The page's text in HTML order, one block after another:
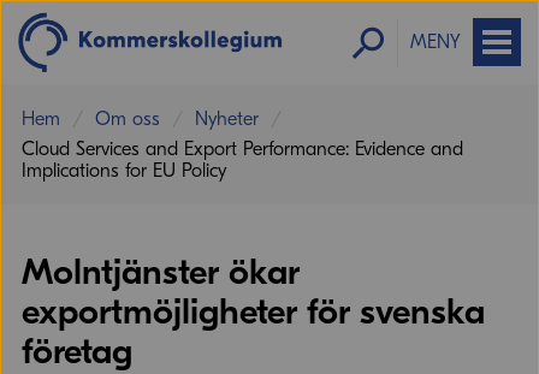
MENY
Hem Om oss
Nyheter
Cloud Services and Export Performance: Evidence and
Implications for EU Policy
Molntjänster ökar
exportmöjligheter för svenska
företag